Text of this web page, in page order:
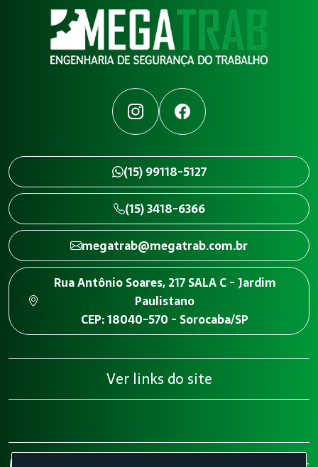
InstagramFacebook
(15) 99118-5127
(15) 3418-6366
megatrab@megatrab.com.br
Rua Antônio Soares, 217 SALA C - Jardim
Paulistano
CEP: 18040-570 - Sorocaba/SP
Ver links do site